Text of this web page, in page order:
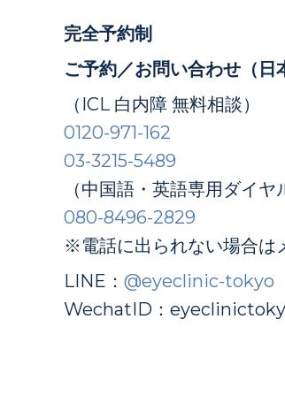
完全予約制
ご予約／お問い合わせ（日
（ICL 白内障 無料相談）
0120-971-162
03-3215-5489
（中国語・英語専用ダイヤ
080-8496-2829
※電話に出られない場合は
LINE： @eyeclinic-tokyo
WechatID：